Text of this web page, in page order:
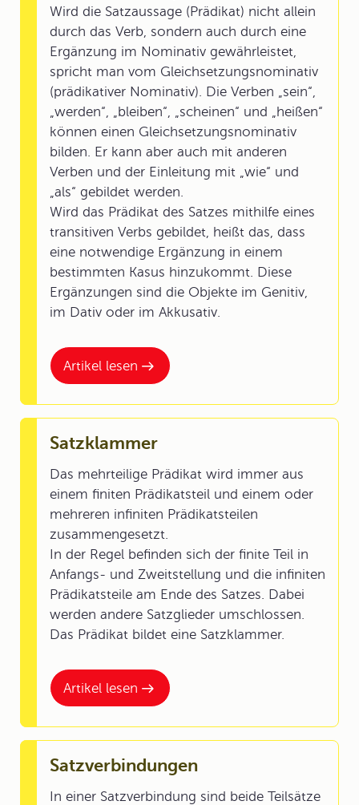
Artikel lesen
Wird die Satzaussage (Prädikat) nicht allein
durch das Verb, sondern auch durch eine
Ergänzung im Nominativ gewährleistet,
spricht man vom Gleichsetzungsnominativ
(prädikativer Nominativ). Die Verben „sein“,
„werden“, „bleiben“, „scheinen“ und „heißen“
können einen Gleichsetzungsnominativ
bilden. Er kann aber auch mit anderen
Verben und der Einleitung mit „wie“ und
„als“ gebildet werden.
Wird das Prädikat des Satzes mithilfe eines
transitiven Verbs gebildet, heißt das, dass
eine notwendige Ergänzung in einem
bestimmten Kasus hinzukommt. Diese
Ergänzungen sind die Objekte im Genitiv,
im Dativ oder im Akkusativ.
Artikel lesen
Satzklammer
Das mehrteilige Prädikat wird immer aus
einem finiten Prädikatsteil und einem oder
mehreren infiniten Prädikatsteilen
zusammengesetzt.
In der Regel befinden sich der finite Teil in
Anfangs- und Zweitstellung und die infiniten
Prädikatsteile am Ende des Satzes. Dabei
werden andere Satzglieder umschlossen.
Das Prädikat bildet eine Satzklammer.
Satzverbindungen
In einer Satzverbindung sind beide Teilsätze